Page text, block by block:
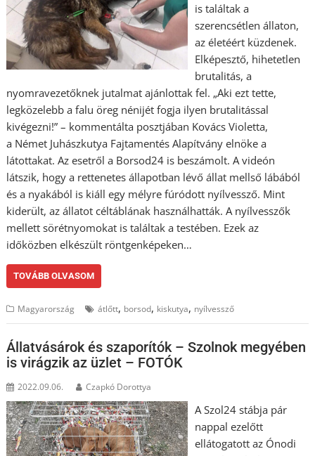
is találtak a
szerencsétlen állaton,
az életéért küzdenek.
Elképesztő, hihetetlen
brutalitás, a
nyomravezetőknek jutalmat ajánlottak fel. „Aki ezt tette,
legközelebb a falu öreg nénijét fogja ilyen brutalitással
kivégezni!” – kommentálta posztjában Kovács Violetta,
a Német Juhászkutya Fajtamentés Alapítvány elnöke a
látottakat. Az esetről a Borsod24 is beszámolt. A videón
látszik, hogy a rettenetes állapotban lévő állat mellső lábából
és a nyakából is kiáll egy mélyre fúródott nyílvessző. Mint
kiderült, az állatot céltáblának használhatták. A nyílvesszők
mellett sörétnyomokat is találtak a testében. Ezek az
időközben elkészült röntgenképeken…
TOVÁBB OLVASOM
Magyarország átlőtt, borsod, kiskutya, nyílvessző
Állatvásárok és szaporítók – Szolnok megyében
is virágzik az üzlet – FOTÓK
2022.09.06. Czapkó Dorottya
A Szol24 stábja pár
nappal ezelőtt
ellátogatott az Ónodi